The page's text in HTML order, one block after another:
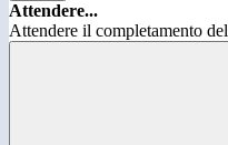
Attendere...
Attendere il completamento